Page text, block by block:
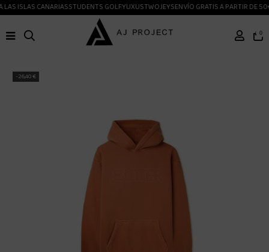
ISLAS CANARIASSTUDENTS GOLFYUXUSTWOJEYSENVÍO GRATIS A PARTIR DE 50€
0
-26,40 €